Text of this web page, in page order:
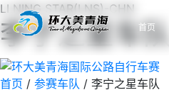
首页
LI NING STAR(LNS)-CHN
李宁之星车队
首页 / 参赛车队 / 李宁之星车队